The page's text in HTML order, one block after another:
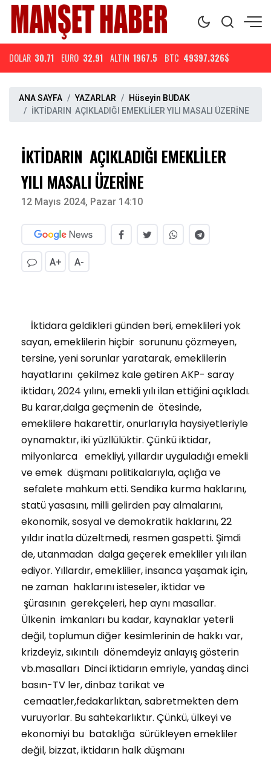
DOLAR 30.71 EURO 32.91 ALTIN 1967.5 BTC 49397.326$
ANA SAYFA YAZARLAR
Hüseyin BUDAK
İKTİDARIN AÇIKLADIĞI EMEKLİLER YILI MASALI ÜZERİNE
İKTİDARIN AÇIKLADIĞI EMEKLİLER
YILI MASALI ÜZERİNE
12 Mayıs 2024, Pazar 14:10
A+ A-
İktidara geldikleri günden beri, emeklileri yok
sayan, emeklilerin hiçbir sorununu çözmeyen,
tersine, yeni sorunlar yaratarak, emeklilerin
hayatlarını çekilmez kale getiren AKP- saray
iktidarı, 2024 yılını, emekli yılı ilan ettiğini açıkladı.
Bu karar,dalga geçmenin de ötesinde,
emeklilere hakarettir, onurlarıyla haysiyetleriyle
oynamaktır, iki yüzllülüktir. Çünkü iktidar,
milyonlarca emekliyi, yıllardır uyguladığı emekli
ve emek düşmanı politikalarıyla, açlığa ve
sefalete mahkum etti. Sendika kurma haklarını,
statü yasasını, milli gelirden pay almalarını,
ekonomik, sosyal ve demokratik haklarını, 22
yıldır inatla düzeltmedi, resmen gaspetti. Şimdi
de, utanmadan dalga geçerek emekliler yılı ilan
ediyor. Yıllardır, emeklilier, insanca yaşamak için,
ne zaman haklarını isteseler, iktidar ve
şürasının gerekçeleri, hep aynı masallar.
Ülkenin imkanları bu kadar, kaynaklar yeterli
değil, toplumun diğer kesimlerinin de hakkı var,
krizdeyiz, sıkıntılı dönemdeyiz anlayış gösterin
vb.masalları Dinci iktidarın emriyle, yandaş dinci
basın-TV ler, dinbaz tarikat ve
cemaatler,fedakarlıktan, sabretmekten dem
vuruyorlar. Bu sahtekarlıktır. Çünkü, ülkeyi ve
ekonomiyi bu bataklığa sürükleyen emekliler
değil, bizzat, iktidarın halk düşmanı